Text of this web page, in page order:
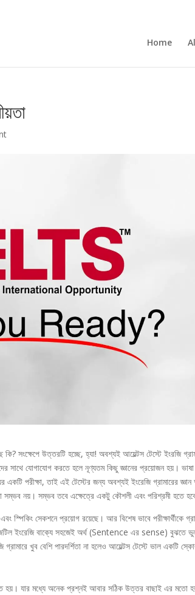
Home
কি? সংক্ষেপে উত্তরটি হচ্ছে, হ্যা! অবশ্যই আয়েল্টস টেস্টে ইংরজি
সাথে যোগাযোগ করতে হলে নূণ্যতম কিছু জ্ঞানের প্রয়োজন হয়।
একটি পরীক্ষা, তাই এই টেস্টের জন্য অবশ্যই ইংরেজি গ্রামারের
সম্ভব নয়। সম্ভব তবে এক্ষেত্রে একটু কৌশলী এবং পরিশ্রমী হতে
স্পিকিং সেকশনে প্রয়োগ রয়েছে। আর বিশেষ ভাবে পরীক্ষার্থীকে
জটিল ইংরেজি বাক্যে সহজেই অর্থ (Sentence এর sense) বুঝতে
খুব বেশি পারদর্শিতা না হলেও আয়েল্টস টেস্টে ভাল একটি
হয়। যার মধ্যে অনেক প্রশ্নই আবার সঠিক উত্তর বাছাই এর